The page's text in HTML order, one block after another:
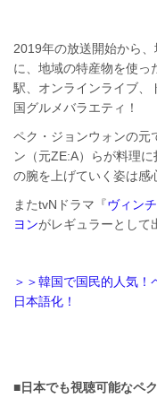
2019年の放送開始から
に、地域の特産物を使っ
駅、オンラインライブ、
国グルメバラエティ！
ペク・ジョンウォンの元
ン（元ZE:A）らが料理
の腕を上げていく姿は感
またtvNドラマ『ヴィン
ヨンがレギュラーとして
＞＞韓国で国民的人気
日本語化！
■日本でも視聴可能なペ